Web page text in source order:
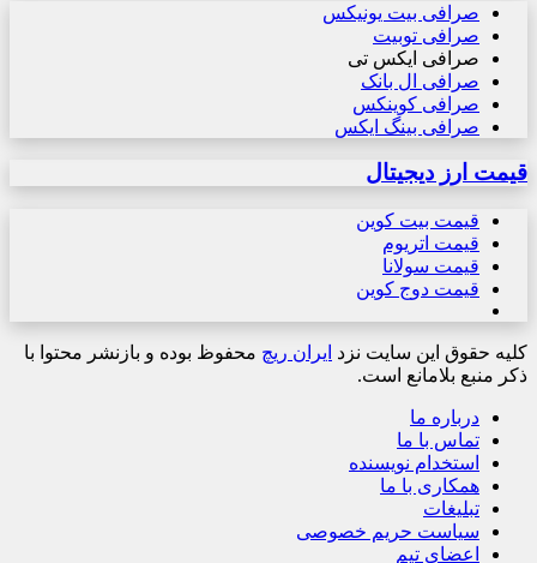
صرافی بیت یونیکس
صرافی توبیت
صرافی ایکس تی
صرافی ال بانک
صرافی کوینکس
صرافی بینگ ایکس
قیمت ارز دیجیتال
قیمت بیت کوین
قیمت اتریوم
قیمت سولانا
قیمت دوج کوین
کلیه حقوق این سایت نزد ایران ریچ محفوظ بوده و بازنشر محتوا با
ذکر منبع بلامانع است.
درباره ما
تماس با ما
استخدام نویسنده
همکاری با ما
تبلیغات
سیاست حریم خصوصی
اعضای تیم